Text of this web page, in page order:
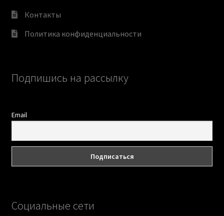
Контакты
Политика конфиденциальности
Подпишись на рассылку
Email
Социальные сети